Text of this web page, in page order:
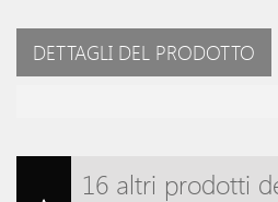
DETTAGLI DEL PRODOTTO
16 altri prodotti